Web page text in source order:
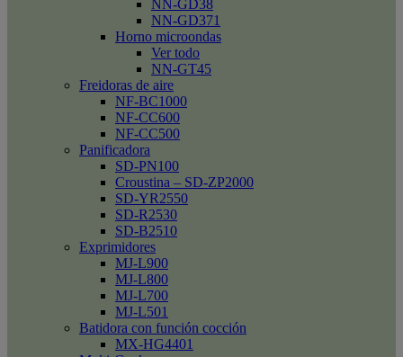
NN-GD38
NN-GD371
Horno microondas
Ver todo
NN-GT45
Freidoras de aire
NF-BC1000
NF-CC600
NF-CC500
Panificadora
SD-PN100
Croustina – SD-ZP2000
SD-YR2550
SD-R2530
SD-B2510
Exprimidores
MJ-L900
MJ-L800
MJ-L700
MJ-L501
Batidora con función cocción
MX-HG4401